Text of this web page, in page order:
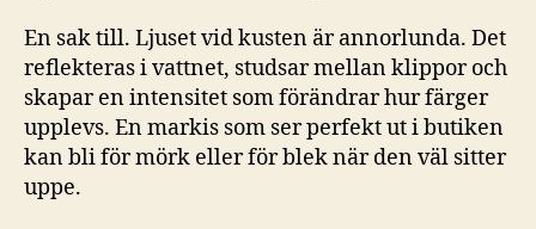
En sak till. Ljuset vid kusten är annorlunda. Det
reflekteras i vattnet, studsar mellan klippor och
skapar en intensitet som förändrar hur färger
upplevs. En markis som ser perfekt ut i butiken
kan bli för mörk eller för blek när den väl sitter
uppe.